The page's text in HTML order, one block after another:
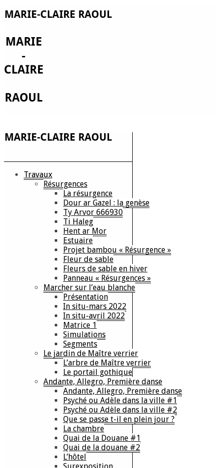
Travaux
Résurgences
La résurgence
Dour ar Gazel : la genèse
Ty Arvor 666930
Ti Haleg
Hent ar Mor
Estuaire
Projet bambou « Résurgence »
Fleur de sable
Fleurs de sable en hiver
Panneau « Résurgences »
Marcher sur l’eau blanche
Présentation
In situ-mars 2022
In situ-avril 2022
Matrice 1
Simulations
Segments
Le jardin de Maître verrier
L’arbre de Maître verrier
Le portail gothique
Andante, Allegro, Première danse
Andante, Allegro, Première danse
Psyché ou Adèle dans la ville #1
Psyché ou Adèle dans la ville #2
Que se passe t-il en plein jour ?
La chambre
Quai de la Douane #1
Quai de la douane #2
L’hôtel